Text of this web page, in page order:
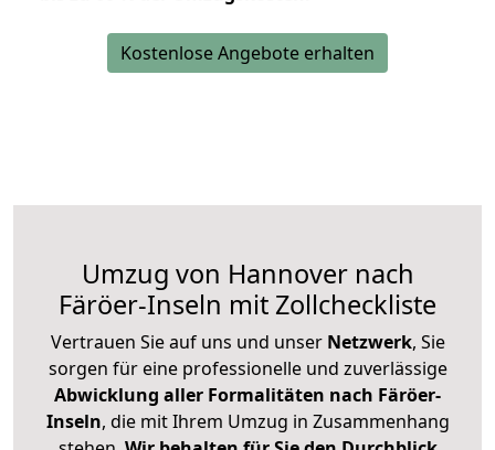
Kostenlose Angebote erhalten
Umzug von Hannover nach
Färöer-Inseln mit Zollcheckliste
Vertrauen Sie auf uns und unser Netzwerk, Sie
sorgen für eine professionelle und zuverlässige
Abwicklung aller Formalitäten nach Färöer-
Inseln, die mit Ihrem Umzug in Zusammenhang